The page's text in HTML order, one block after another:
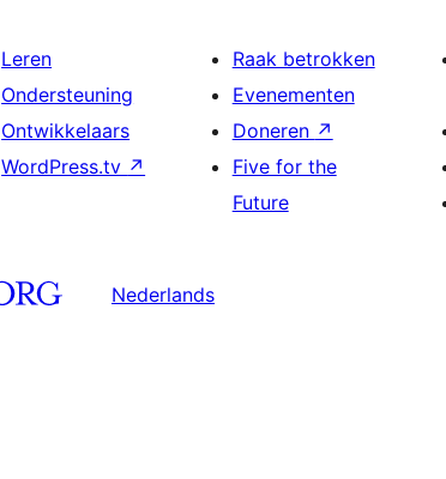
Leren
Ondersteuning
Ontwikkelaars
WordPress.tv ↗
Raak betrokken
Evenementen
Doneren ↗
Five for the
Future
Nederlands